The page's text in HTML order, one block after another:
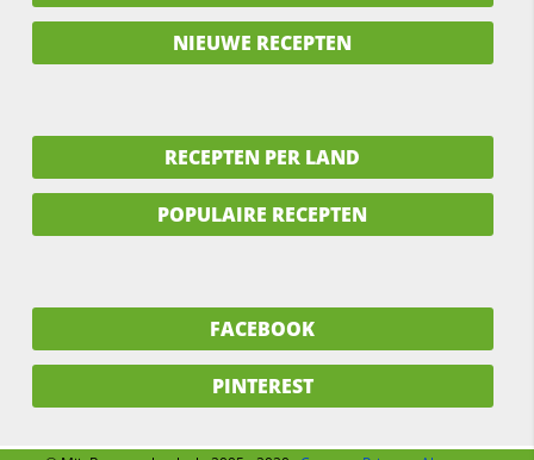
NIEUWE RECEPTEN
RECEPTEN PER LAND
POPULAIRE RECEPTEN
FACEBOOK
PINTEREST